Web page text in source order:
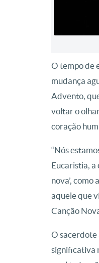
O tempo de
mudança
Advento,
voltar o
coração
“Nós
Eucaristia, a
nova’,
aquele que
Canção
O sacerdote
significativa